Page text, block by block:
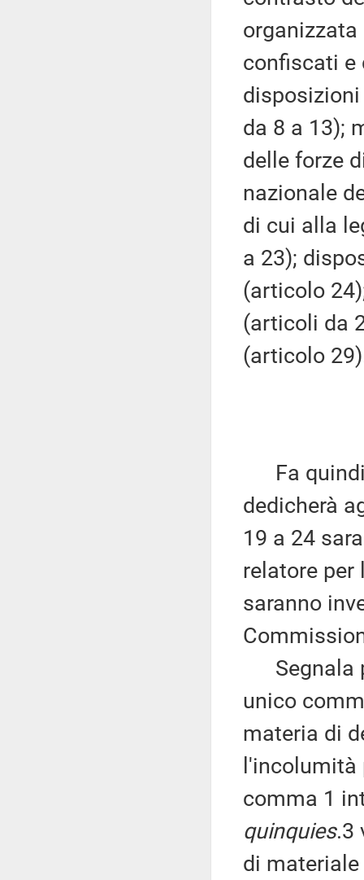
confiscati e
da 8 a 13);
delle forze
nazionale
di cui alla
a 23);
(articolo
(articoli da
(articolo
Fa quindi
dedicherà
19 a 24
relatore
saranno
Segnala
unico
materia di
comma 1
quinquies.3
di